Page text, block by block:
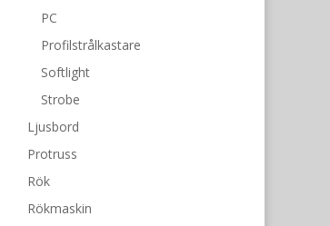
PC
Profilstrålkastare
Softlight
Strobe
Ljusbord
Protruss
Rök
Rökmaskin